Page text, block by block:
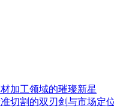
加工领域的璀璨新星
切割的双刃剑与市场定